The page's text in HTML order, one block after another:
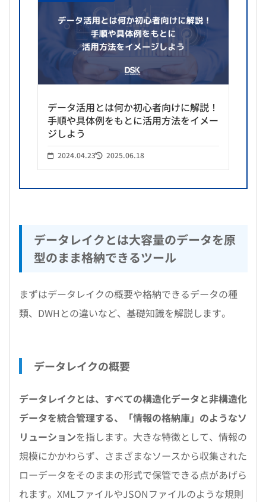
データ活用とは何か初心者向けに解説！
手順や具体例をもとに活用方法をイメー
ジしよう
2024.04.23 2025.06.18
データレイクとは大容量のデータを原
型のまま格納できるツール
まずはデータレイクの概要や格納できるデータの種
類、DWHとの違いなど、基礎知識を解説します。
データレイクの概要
データレイクとは、すべての構造化データと非構造化
データを統合管理する、「情報の格納庫」のようなソ
リューションを指します。大きな特徴として、情報の
規模にかかわらず、さまざまなソースから収集された
ローデータをそのままの形式で保管できる点があげら
れます。XMLファイルやJSONファイルのような規則